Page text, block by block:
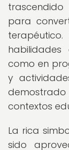
para
como en
y
contextos
La rica
sido